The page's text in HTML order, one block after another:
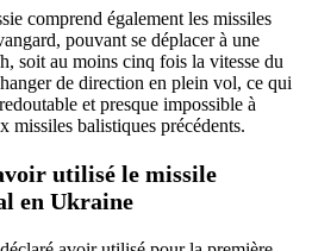
comprend également les missiles
pouvant se déplacer à une
soit au moins cinq fois la vitesse du
de direction en plein vol, ce qui
et presque impossible à
missiles balistiques précédents.
utilisé le missile
en Ukraine